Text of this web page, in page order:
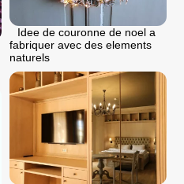
Idee de couronne de noel a
fabriquer avec des elements
naturels